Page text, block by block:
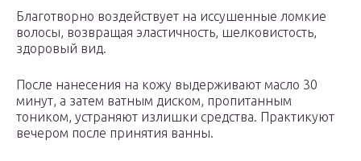
Благотворно воздействует на иссушенные ломкие
волосы, возвращая эластичность, шелковистость,
здоровый вид.
После нанесения на кожу выдерживают масло 30
минут, а затем ватным диском, пропитанным
тоником, устраняют излишки средства. Практикуют
вечером после принятия ванны.